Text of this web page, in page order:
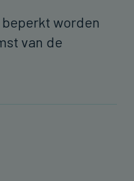
worden
van de